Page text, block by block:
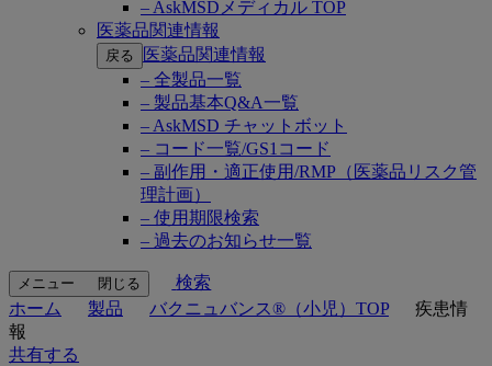
– AskMSDメディカル TOP
医薬品関連情報
戻る
医薬品関連情報
– 全製品一覧
– 製品基本Q&A一覧
– AskMSD チャットボット
– コード一覧/GS1コード
– 副作用・適正使用/RMP（医薬品リスク管
理計画）
– 使用期限検索
– 過去のお知らせ一覧
メニュー 閉じる
検索
ホーム
製品 バクニュバンス®（小児）TOP
疾患情
報
共有する